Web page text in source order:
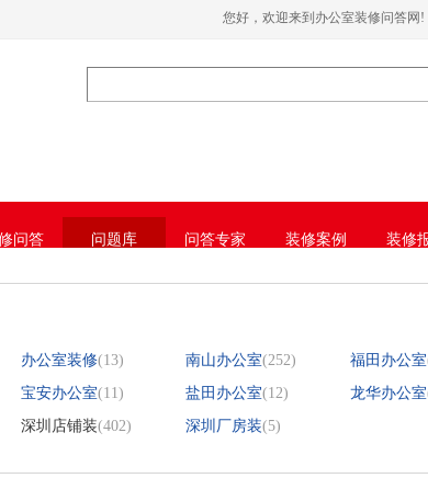
下载网址进入18免费破解,芭
您好，欢迎来到办公室装修问答
问答 问题库 问答专家 装修案例 装修
办公室装修(13) 南山办公室(252) 福田办公室
宝安办公室(11) 盐田办公室(12) 龙华办公室
深圳店铺装(402) 深圳厂房装(5)